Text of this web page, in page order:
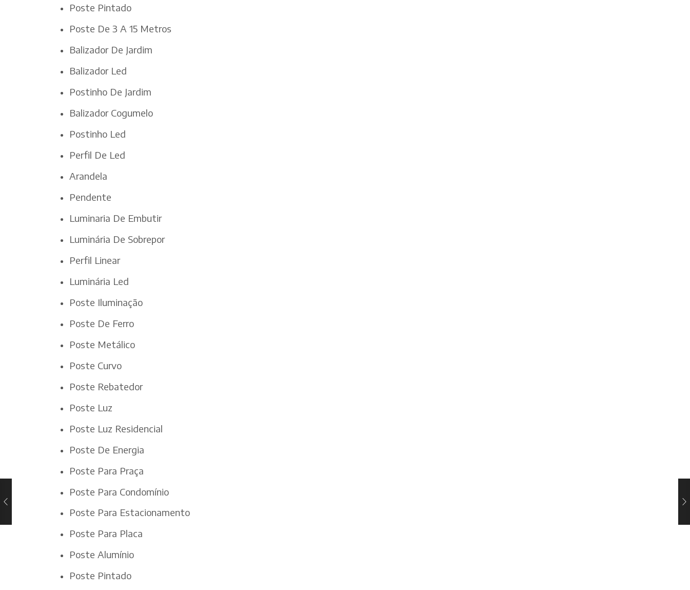
Poste Pintado
Poste De 3 A 15 Metros
Balizador De Jardim
Balizador Led
Postinho De Jardim
Balizador Cogumelo
Postinho Led
Perfil De Led
Arandela
Pendente
Luminaria De Embutir
Luminária De Sobrepor
Perfil Linear
Luminária Led
Poste Iluminação
Poste De Ferro
Poste Metálico
Poste Curvo
Poste Rebatedor
Poste Luz
Poste Luz Residencial
Poste De Energia
Poste Para Praça
Poste Para Condomínio
Poste Para Estacionamento
Poste Para Placa
Poste Alumínio
Poste Pintado